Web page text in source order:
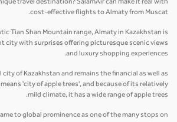
travel destination? SalamAir can make it real with
cost-effective flights to Almaty from Muscat.
Tian Shan Mountain range, Almaty in Kazakhstan is
city with surprises offering picturesque scenic views
and luxury shopping experiences.
city of Kazakhstan and remains the financial as well as
means 'city of apple trees', and because of its relatively
mild climate, it has a wide range of apple trees.
came to global prominence as one of the many stops on